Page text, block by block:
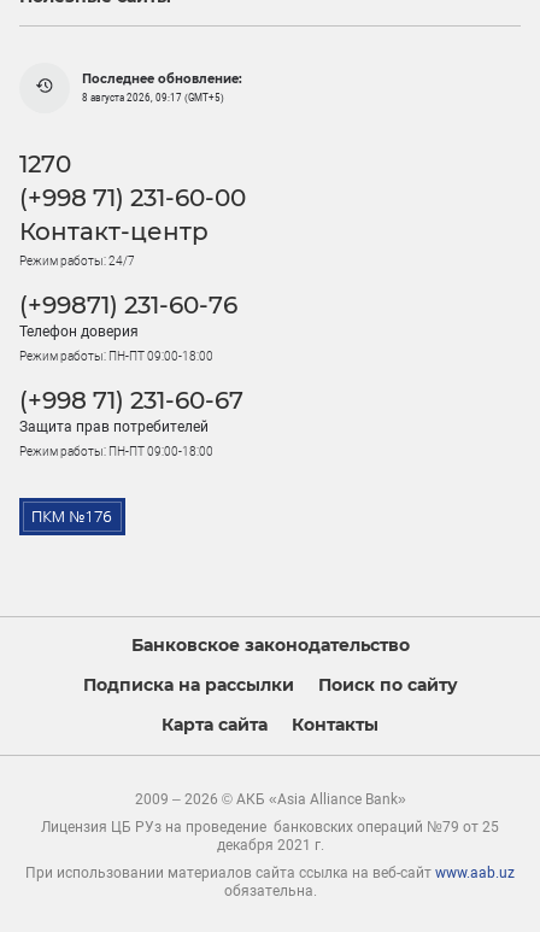
Последнее обновление:
8 августа 2026, 09:17 (GMT+5)
1270
(+998 71) 231-60-00
Контакт-центр
Режим работы: 24/7
(+99871) 231-60-76
Телефон доверия
Режим работы: ПН-ПТ 09:00-18:00
(+998 71) 231-60-67
Защита прав потребителей
Режим работы: ПН-ПТ 09:00-18:00
Банковское законодательство
Подписка на рассылки
Поиск по сайту
Карта сайта
Контакты
2009 – 2026 © АКБ «Asia Alliance Bank»
Лицензия ЦБ РУз на проведение банковских операций №79 от 25
декабря 2021 г.
При использовании материалов сайта ссылка на веб-сайт www.aab.uz
обязательна.